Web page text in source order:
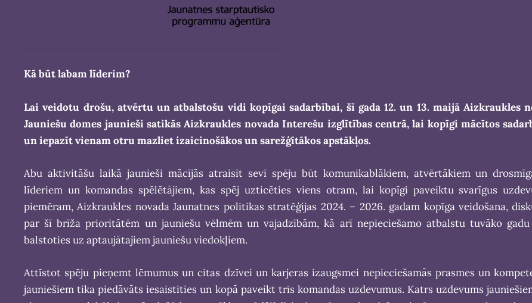
Kā būt labam līderim?
Lai veidotu drošu, atvērtu un atbalstošu vidi kopīgai sadarbībai, šī gada 12. un 13. maijā Aizkraukles
Jauniešu domes jaunieši satikās Aizkraukles novada Interešu izglītības centrā,lai kopīgi mācītos
un iepazīt vienam otru mazliet izaicinošākos un sarežģītākos apstākļos.
Abu aktivitāšu laikā jaunieši mācījās atraisīt sevī spēju būt komunikablākiem, atvērtākiem un
līderiem un komandas spēlētājiem, kas spēj uzticēties viens otram, lai kopīgi paveiktu svarīgus
piemēram, Aizkraukles novada Jaunatnes politikas stratēģijas 2024. – 2026. gadam kopīga veidošana,
par šī brīža prioritātēm un jauniešu vēlmēm un vajadzībām, kā arī nepieciešamo atbalstu tuvāko
balstoties uz aptaujātajiem jauniešu viedokļiem.
Attīstot spēju pieņemt lēmumus un citas dzīvei un karjeras izaugsmei nepieciešamās prasmes un
jauniešiem tika piedāvāts iesaistīties un kopā paveikt trīs komandas uzdevumus. Katrs uzdevums